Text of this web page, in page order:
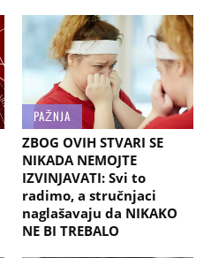
PAŽNJA
ZBOG OVIH STVARI SE
NIKADA NEMOJTE
IZVINJAVATI: Svi to
radimo, a stručnjaci
naglašavaju da NIKAKO
NE BI TREBALO